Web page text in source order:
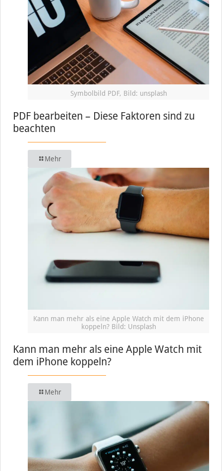
Symbolbild PDF, Bild: unsplash
PDF bearbeiten – Diese Faktoren sind zu
beachten
Mehr
Kann man mehr als eine Apple Watch mit dem iPhone
koppeln? Bild: Unsplash
Kann man mehr als eine Apple Watch mit
dem iPhone koppeln?
Mehr